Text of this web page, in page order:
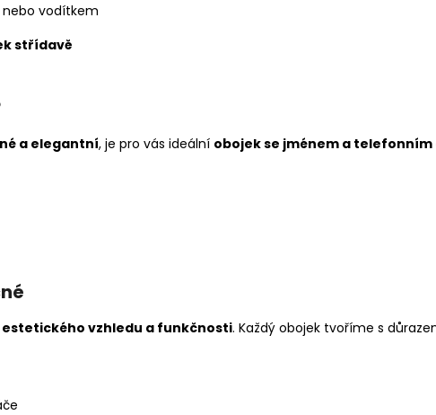
nebo vodítkem
střídavě
a elegantní, je pro vás ideální obojek se jménem a
vzhledu a funkčnosti. Každý obojek tvoříme s